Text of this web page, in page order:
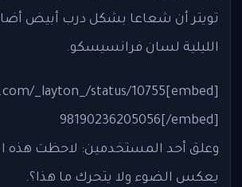
تويتر أن شعاعا بشكل درب أبيض
الليلية لسان فرانسيسكو.
_layton_/status/10755
98190236205056[/embed]
وعلق أحد المستخدمين: لاحظت هذه
يعكس الضوء ولا يتحرك ما هذا؟.